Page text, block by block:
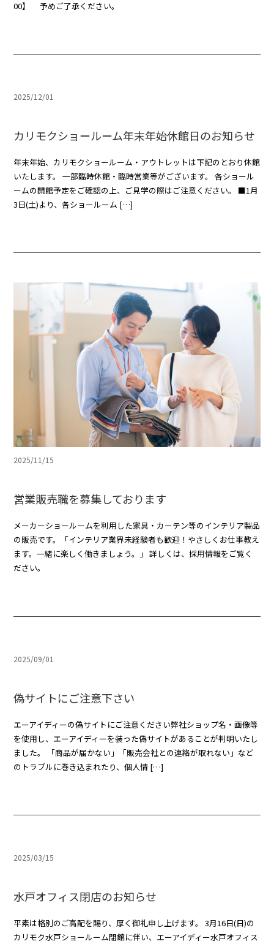
00】 予めご了承ください。
2025/12/01
カリモクショールーム年末年始休館日のお知らせ
年末年始、カリモクショールーム・アウトレットは下記のとおり休館
いたします。 一部臨時休館・臨時営業等がございます。 各ショール
ームの開館予定をご確認の上、ご見学の際はご注意ください。 ■1月
3日(土)より、各ショールーム […]
2025/11/15
営業販売職を募集しております
メーカーショールームを利用した家具・カーテン等のインテリア製品
の販売です。「インテリア業界未経験者も歓迎！やさしくお仕事教え
ます。一緒に楽しく働きましょう。」 詳しくは、採用情報をご覧く
ださい。
2025/09/01
偽サイトにご注意下さい
エーアイディーの偽サイトにご注意ください弊社ショップ名・画像等
を使用し、エーアイディーを装った偽サイトがあることが判明いたし
ました。 「商品が届かない」「販売会社との連絡が取れない」など
のトラブルに巻き込まれたり、個人情 […]
2025/03/15
水戸オフィス閉店のお知らせ
平素は格別のご高配を賜り、厚く御礼申し上げます。 3月16日(日)の
カリモク水戸ショールーム閉館に伴い、エーアイディー水戸オフィス